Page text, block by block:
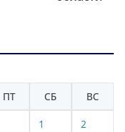
ПТ СБ ВС
1 2